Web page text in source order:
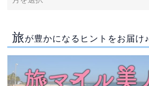
旅が豊かになるヒントをお届け♪